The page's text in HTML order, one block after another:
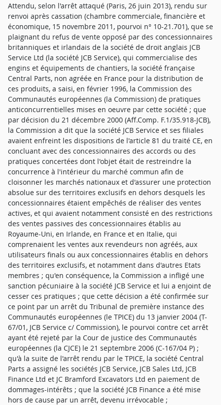
Attendu, selon l'arrêt attaqué (Paris, 26 juin 2013), rendu sur
renvoi après cassation (chambre commerciale, financière et
économique, 15 novembre 2011, pourvoi n° 10-21.701), que se
plaignant du refus de vente opposé par des concessionnaires
britanniques et irlandais de la société de droit anglais JCB
Service Ltd (la société JCB Service), qui commercialise des
engins et équipements de chantiers, la société française
Central Parts, non agréée en France pour la distribution de
ces produits, a saisi, en février 1996, la Commission des
Communautés européennes (la Commission) de pratiques
anticoncurrentielles mises en oeuvre par cette société ; que
par décision du 21 décembre 2000 (Aff.Comp. F.1/35.918-JCB),
la Commission a dit que la société JCB Service et ses filiales
avaient enfreint les dispositions de l'article 81 du traité CE, en
concluant avec des concessionnaires des accords ou des
pratiques concertées dont l'objet était de restreindre la
concurrence à l'intérieur du marché commun afin de
cloisonner les marchés nationaux et d'assurer une protection
absolue sur des territoires exclusifs en dehors desquels les
concessionnaires étaient empêchés de réaliser des ventes
actives, et qui avaient notamment consisté en des restrictions
des ventes passives des concessionnaires établis au
Royaume-Uni, en Irlande, en France et en Italie, qui
comprenaient les ventes aux revendeurs non agréés, aux
utilisateurs finals ou aux concessionnaires établis en dehors
des territoires exclusifs, et notamment dans d'autres Etats
membres ; qu'en conséquence, la Commission a infligé une
sanction pécuniaire à la société JCB Service et lui a enjoint de
cesser ces pratiques ; que cette décision a été confirmée sur
ce point par un arrêt du Tribunal de première instance des
Communautés européennes (le TPICE) du 13 janvier 2004 (T-
67/01, JCB Service c/ Commission), le pourvoi contre cet arrêt
ayant été rejeté par la Cour de justice des Communautés
européennes (la CJCE) le 21 septembre 2006 (C-167/04 P) ;
qu'à la suite de l'arrêt rendu par le TPICE, la société Central
Parts a assigné les sociétés JCB Service, JCB Sales Ltd, JCB
Finance Ltd et JC Bramford Excavators Ltd en paiement de
dommages-intérêts ; que la société JCB Finance a été mise
hors de cause par un arrêt, devenu irrévocable ;